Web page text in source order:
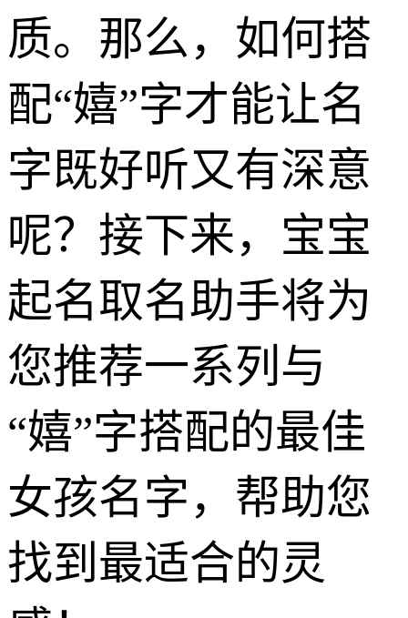
质。那么，如何搭
配“嬉”字才能让名
字既好听又有深意
呢？接下来，宝宝
起名取名助手将为
您推荐一系列与
“嬉”字搭配的最佳
女孩名字，帮助您
找到最适合的灵